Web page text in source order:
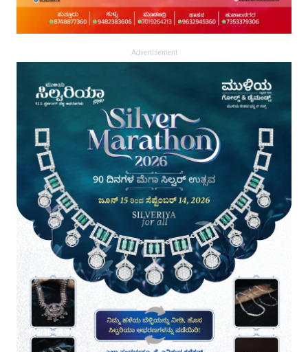
Advertisement